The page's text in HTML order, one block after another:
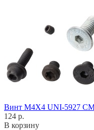
Винт M4X4 UNI-5927
124 р.
В корзину